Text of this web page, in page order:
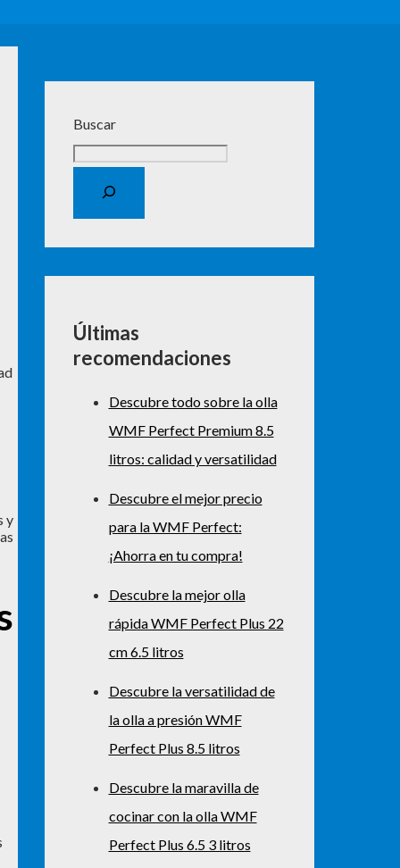
y
Buscar
Últimas
recomendaciones
Descubre todo sobre la olla
WMF Perfect Premium 8.5
litros: calidad y versatilidad
Descubre el mejor precio
para la WMF Perfect:
¡Ahorra en tu compra!
Descubre la mejor olla
rápida WMF Perfect Plus 22
cm 6.5 litros
Descubre la versatilidad de
la olla a presión WMF
Perfect Plus 8.5 litros
Descubre la maravilla de
cocinar con la olla WMF
Perfect Plus 6.5 3 litros